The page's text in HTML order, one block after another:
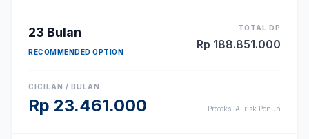
23 Bulan
RECOMMENDED OPTION
TOTAL DP
Rp 188.851.000
CICILAN / BULAN
Rp 23.461.000 Proteksi Allrisk Penuh